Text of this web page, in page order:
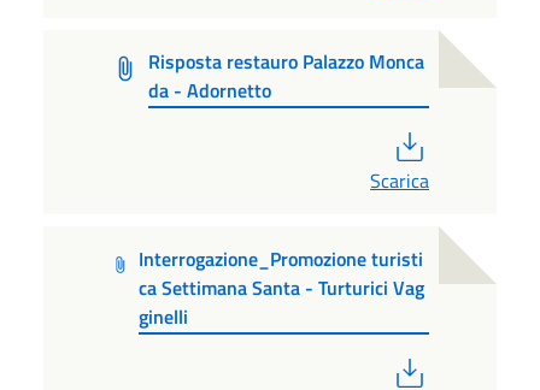
Risposta restauro Palazzo Monca
da - Adornetto
Scarica
Interrogazione_Promozione turisti
ca Settimana Santa - Turturici Vag
ginelli